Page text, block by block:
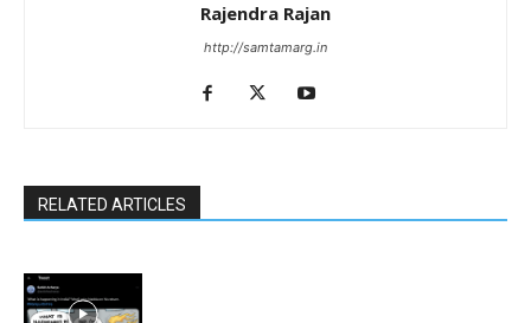
Rajendra Rajan
http://samtamarg.in
RELATED ARTICLES